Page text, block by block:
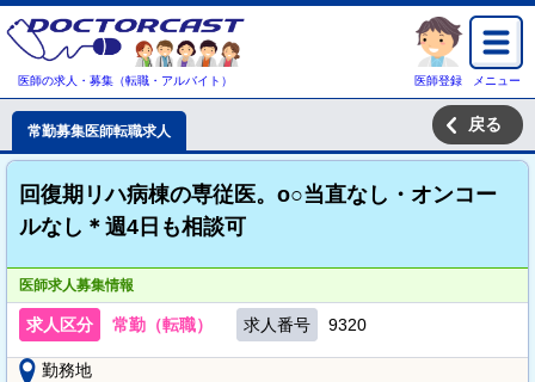
医師の求人・募集（転職・アルバイト） 医師登録 メニュー
常勤募集医師転職求人 戻る
回復期リハ病棟の専従医。o○当直なし・オンコー
ルなし＊週4日も相談可
医師求人募集情報
求人区分 常勤（転職） 求人番号 9320
勤務地